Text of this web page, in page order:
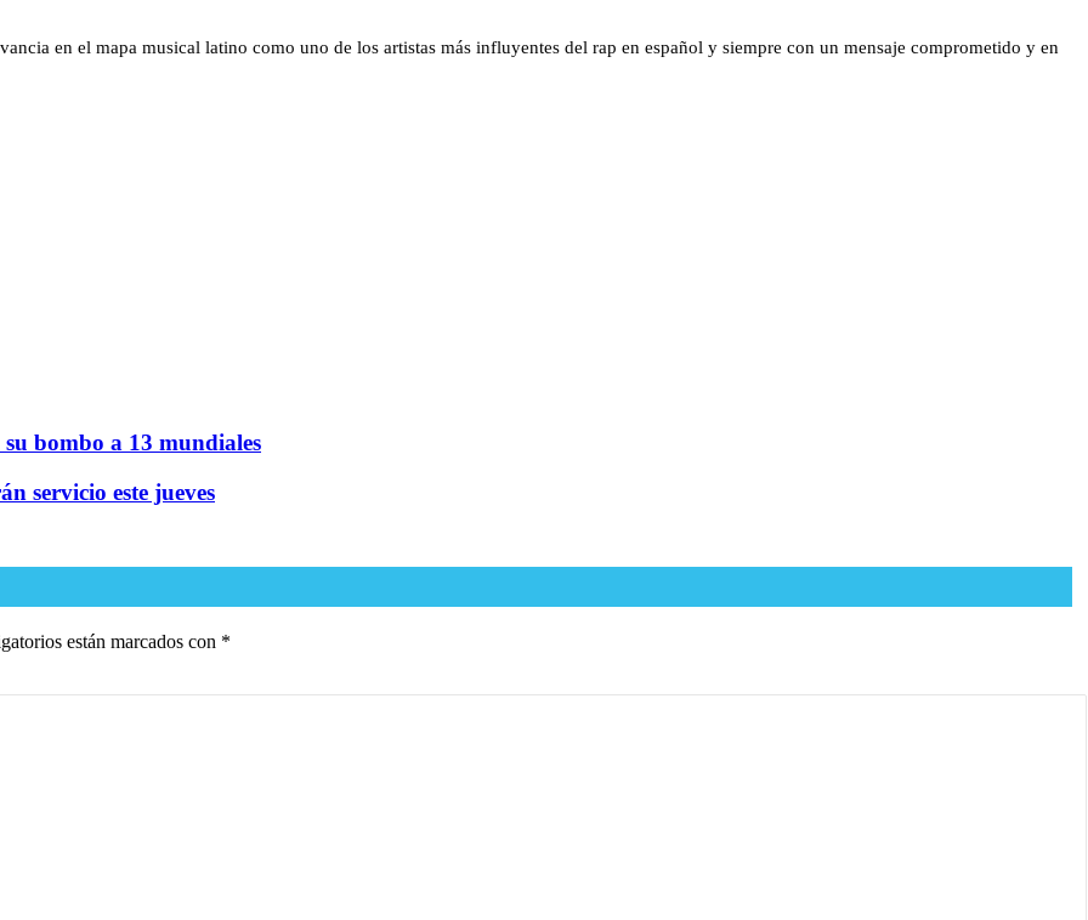
en el mapa musical latino como uno de los artistas más influyentes del rap en español y siempre con un mensaje comprometido y en
bombo a 13 mundiales
servicio este jueves
están marcados con *